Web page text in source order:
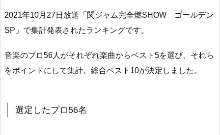
2021年10月27日放送「関ジャム完全燃SHOW ゴールデン
SP」で集計発表されたランキングです。
音楽のプロ56人がそれぞれ楽曲からベスト5を選び、それら
をポイントにして集計。総合ベスト10が決定しました。
選定したプロ56名